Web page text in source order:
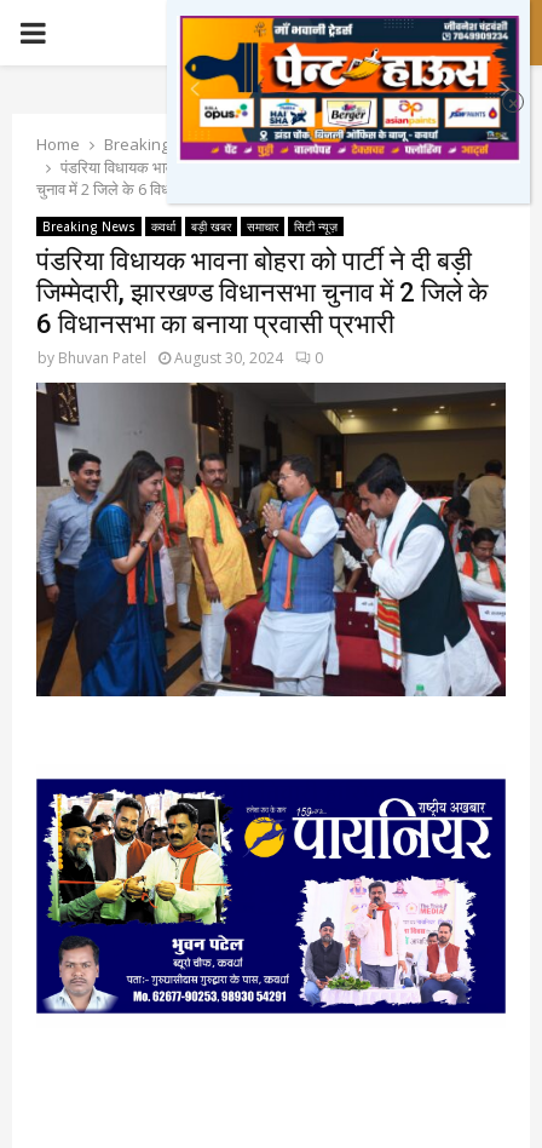
PRIMARY
Home
Breaking News
पंडरिया विधायक भावना बोहरा को पार्टी ने दी बड़ी जिम्मेदारी, झारखण्ड विधानसभा
चुनाव में 2 जिले के 6 विधानसभा का बनाया प्रवासी प्रभारी
Breaking News कवर्धा बड़ी खबर समाचार सिटी न्यूज़
पंडरिया विधायक भावना बोहरा को पार्टी ने दी बड़ी
जिम्मेदारी, झारखण्ड विधानसभा चुनाव में 2 जिले के
6 विधानसभा का बनाया प्रवासी प्रभारी
by Bhuvan Patel August 30, 2024 0